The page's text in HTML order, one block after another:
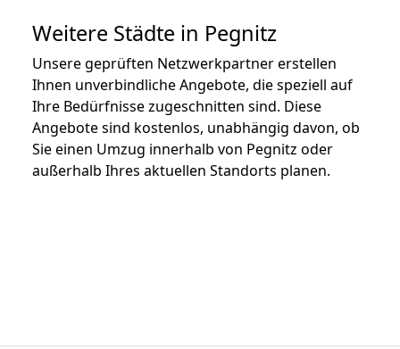
Weitere Städte in Pegnitz
Unsere geprüften Netzwerkpartner erstellen
Ihnen unverbindliche Angebote, die speziell auf
Ihre Bedürfnisse zugeschnitten sind. Diese
Angebote sind kostenlos, unabhängig davon, ob
Sie einen Umzug innerhalb von Pegnitz oder
außerhalb Ihres aktuellen Standorts planen.